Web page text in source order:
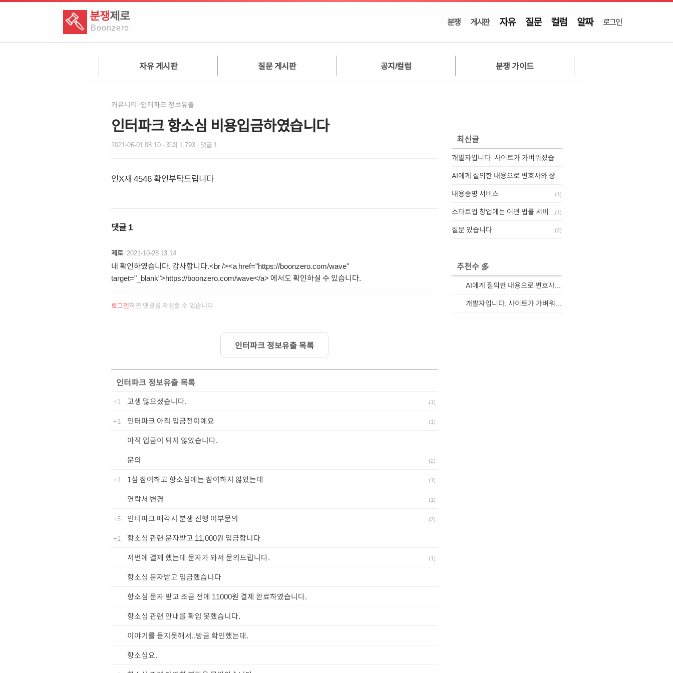
분쟁제로
Boonzero 분쟁 게시판 자유 질문 컬럼 알짜 로그인
자유 게시판 질문 게시판 공지/컬럼 분쟁 가이드
커뮤니티>인터파크 정보유출
인터파크 항소심 비용입금하였습니다
2021-06-01 08:10 · 조회 1,793 · 댓글 1
인X재 4546 확인부탁드립니다
댓글1
제로· 2021-10-28 13:14
네 확인하였습니다. 감사합니다.<br /><a href="https://boonzero.com/wave"
target="_blank">https://boonzero.com/wave</a> 에서도 확인하실 수 있습니다.
로그인하면 댓글을 작성할 수 있습니다.
인터파크 정보유출 목록
인터파크 정보유출목록
+1 고생 많으셨습니다. (1)
+1 인터파크 아직 입금전이예요 (1)
아직 입금이 되지 않았습니다.
문의
(2)
+1 1심 참여하고 항소심에는 참여하지 않았는데 (1)
연락처 변경 (1)
+5 인터파크 매각시 분쟁 진행 여부문의 (2)
+1
항소심 관련 문자받고 11,000원 입금합니다
저번에 결제 했는데 문자가 와서 문의드립니다.
(1)
항소심 문자받고 입금했습니다
항소심 문자 받고 조금 전에 11000원 결제 완료하였습니다.
항소심 관련 안내를 확임 못했습니다.
이야기를 듣지못해서..방금 확인했는데.
항소심요.
최신글
개발자입니다. 사이트가 가벼워졌습니다.
AI에게 질의한 내용으로 변호사와 상담하기
내용증명 서비스
(1)
스타트업 창업에는 어떤 법률 서비스가 필요할까요?(1)
질문 있습니다 (2)
추천수 多
AI에게 질의한 내용으로 변호사와 상담하기
개발자입니다. 사이트가 가벼워졌습니다.